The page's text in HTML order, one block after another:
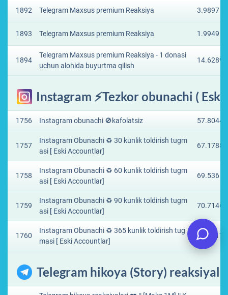
1892 Telegram Maxsus premium Reaksiya 3.9897 ₽
1893 Telegram Maxsus premium Reaksiya 1.9949 ₽
1894
Telegram Maxsus premium Reaksiya - 1 donasi
uchun alohida buyurtma qilish
14.6289
Instagram ⚡Tezkor obunachi (
1756 Instagram obunachi 🚫kafolatsiz 57.8044
1757
Instagram Obunachi ♻️ 30 kunlik toldirish tugm
asi [ Eski Accountlar]
67.1788
1758
Instagram Obunachi ♻️ 60 kunlik toldirish tugm
asi [ Eski Accountlar]
69.536 ₽
1759
Instagram Obunachi ♻️ 90 kunlik toldirish tugm
asi [ Eski Accountlar]
70.7146
1760
Instagram Obunachi ♻️ 365 kunlik toldirish tug
masi [ Eski Accountlar]
73.0717
Telegram hikoya (Story)